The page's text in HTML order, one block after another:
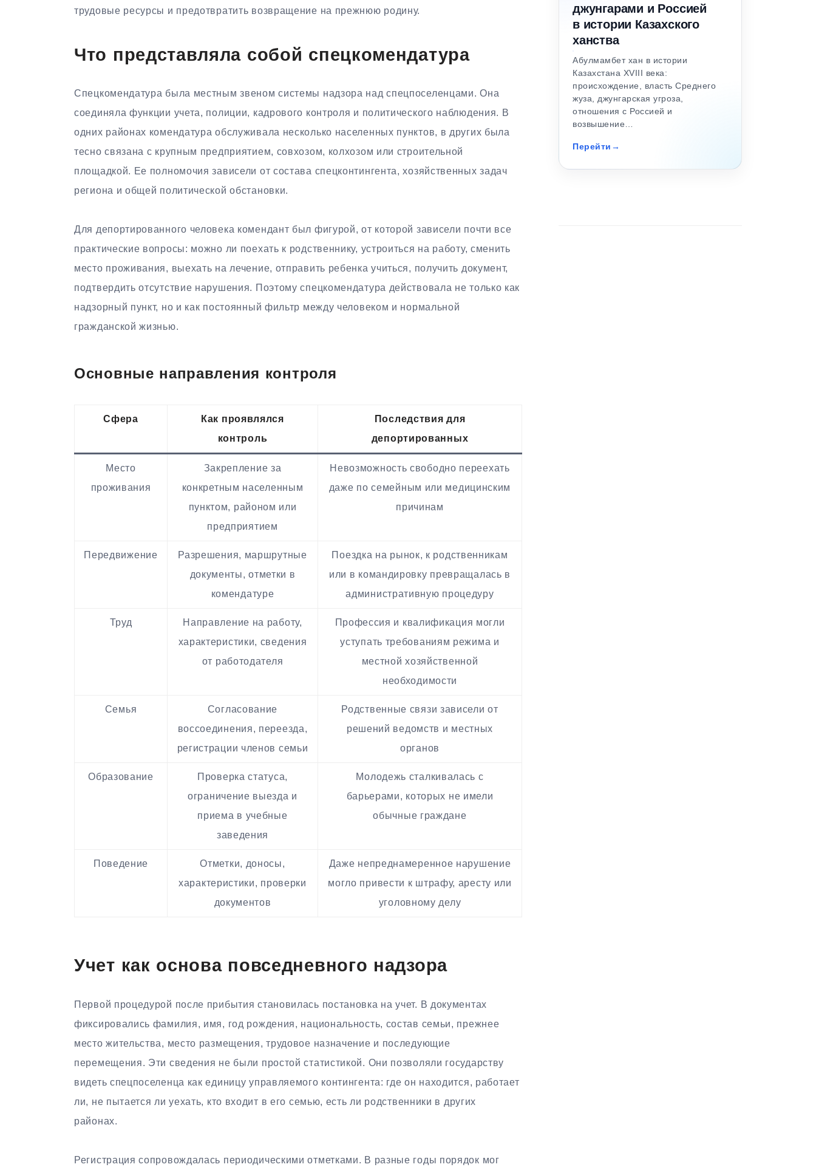
трудовые ресурсы и предотвратить возвращение на прежнюю родину.
Что представляла собой спецкомендатура
Спецкомендатура была местным звеном системы надзора над спецпоселенцами. Она
соединяла функции учета, полиции, кадрового контроля и политического наблюдения. В
одних районах комендатура обслуживала несколько населенных пунктов, в других была
тесно связана с крупным предприятием, совхозом, колхозом или строительной
площадкой. Ее полномочия зависели от состава спецконтингента, хозяйственных задач
региона и общей политической обстановки.
Для депортированного человека комендант был фигурой, от которой зависели почти все
практические вопросы: можно ли поехать к родственнику, устроиться на работу, сменить
место проживания, выехать на лечение, отправить ребенка учиться, получить документ,
подтвердить отсутствие нарушения. Поэтому спецкомендатура действовала не только как
надзорный пункт, но и как постоянный фильтр между человеком и нормальной
гражданской жизнью.
Основные направления контроля
Сфера
Как проявлялся
контроль
Последствия для
депортированных
Место
проживания
Закрепление за
конкретным населенным
пунктом, районом или
предприятием
Невозможность свободно переехать
даже по семейным или медицинским
причинам
Передвижение
Разрешения, маршрутные
документы, отметки в
комендатуре
Поездка на рынок, к родственникам
или в командировку превращалась в
административную процедуру
Труд
Направление на работу,
характеристики, сведения
от работодателя
Профессия и квалификация могли
уступать требованиям режима и
местной хозяйственной
необходимости
Семья
Согласование
воссоединения, переезда,
регистрации членов семьи
Родственные связи зависели от
решений ведомств и местных
органов
Образование
Проверка статуса,
ограничение выезда и
приема в учебные
заведения
Молодежь сталкивалась с
барьерами, которых не имели
обычные граждане
Поведение
Отметки, доносы,
характеристики, проверки
документов
Даже непреднамеренное нарушение
могло привести к штрафу, аресту или
уголовному делу
Учет как основа повседневного надзора
Первой процедурой после прибытия становилась постановка на учет. В документах
фиксировались фамилия, имя, год рождения, национальность, состав семьи, прежнее
место жительства, место размещения, трудовое назначение и последующие
перемещения. Эти сведения не были простой статистикой. Они позволяли государству
видеть спецпоселенца как единицу управляемого контингента: где он находится, работает
ли, не пытается ли уехать, кто входит в его семью, есть ли родственники в других
районах.
Регистрация сопровождалась периодическими отметками. В разные годы порядок мог
джунгарами и Россией
в истории Казахского
ханства
Абулмамбет хан в истории
Казахстана XVIII века:
происхождение, власть Среднего
жуза, джунгарская угроза,
отношения с Россией и
возвышение…
Перейти